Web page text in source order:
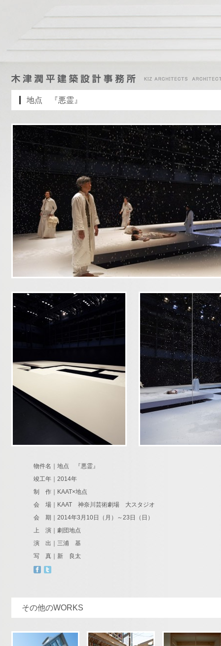
地点 『悪霊』
物件名｜地点 『悪霊』
竣工年｜2014年
制 作｜KAAT×地点
会 場｜KAAT 神奈川芸術劇場 大スタジオ
会 期｜2014年3月10日（月）～23日（日）
上 演｜劇団地点
演 出｜三浦 基
写 真｜新 良太
その他のWORKS